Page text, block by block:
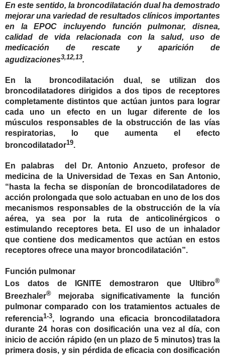
En este sentido, la broncodilatación dual ha demostrado
mejorar una variedad de resultados clínicos importantes
en la EPOC incluyendo función pulmonar, disnea,
calidad de vida relacionada con la salud, uso de
medicación de rescate y aparición de
agudizaciones3,12,13.
En la broncodilatación dual, se utilizan dos
broncodilatadores dirigidos a dos tipos de receptores
completamente distintos que actúan juntos para lograr
cada uno un efecto en un lugar diferente de los
músculos responsables de la obstrucción de las vías
respiratorias, lo que aumenta el efecto
broncodilatador19.
En palabras del Dr. Antonio Anzueto, profesor de
medicina de la Universidad de Texas en San Antonio,
“hasta la fecha se disponían de broncodilatadores de
acción prolongada que solo actuaban en uno de los dos
mecanismos responsables de la obstrucción de la vía
aérea, ya sea por la ruta de anticolinérgicos o
estimulando receptores beta. El uso de un inhalador
que contiene dos medicamentos que actúan en estos
receptores ofrece una mayor broncodilatación”.
Función pulmonar
Los datos de IGNITE demostraron que Ultibro®
Breezhaler® mejoraba significativamente la función
pulmonar comparado con los tratamientos actuales de
referencia1-3, logrando una eficacia broncodilatadora
durante 24 horas con dosificación una vez al día, con
inicio de acción rápido (en un plazo de 5 minutos) tras la
primera dosis, y sin pérdida de eficacia con dosificación